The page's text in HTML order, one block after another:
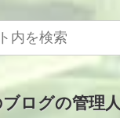
ログの管理人